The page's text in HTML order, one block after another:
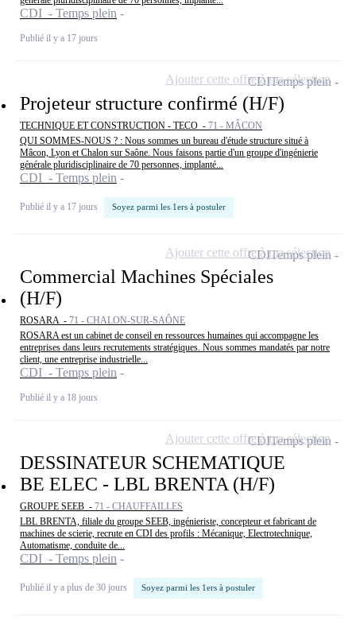
CDI - Temps plein
Publié il y a 17 jours
Projeteur structure confirmé (H/F)
TECHNIQUE ET CONSTRUCTION - TECO - 71 - MÂCON
QUI SOMMES-NOUS ? : Nous sommes un bureau d'étude structure situé à
Mâcon, Lyon et Chalon sur Saône. Nous faisons partie d'un groupe d'ingénierie
générale pluridisciplinaire de 70 personnes, implanté...
CDI - Temps plein
Publié il y a 17 jours Soyez parmi les 1ers à postuler
CDITemps plein
Ajouter cette offre à ma sélection
Commercial Machines Spéciales
(H/F)
ROSARA - 71 - CHALON-SUR-SAÔNE
ROSARA est un cabinet de conseil en ressources humaines qui accompagne les
entreprises dans leurs recrutements stratégiques. Nous sommes mandatés par notre
client, une entreprise industrielle...
CDI - Temps plein
Publié il y a 18 jours
CDITemps plein
Ajouter cette offre à ma sélection
DESSINATEUR SCHEMATIQUE
BE ELEC - LBL BRENTA (H/F)
GROUPE SEEB - 71 - CHAUFFAILLES
LBL BRENTA, filiale du groupe SEEB, ingénieriste, concepteur et fabricant de
machines de scierie, recrute en CDI des profils : Mécanique, Electrotechnique,
Automatisme, conduite de...
CDI - Temps plein
Publié il y a plus de 30 jours Soyez parmi les 1ers à postuler
CDITemps plein
Ajouter cette offre à ma sélection